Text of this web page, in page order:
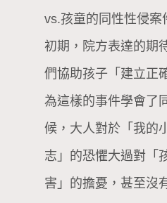
vs.孩童的同性性侵案
初期，院方表達的期
們協助孩子「建立正
為這樣的事件學會了
候，大人對於「我的
志」的恐懼大過對「
害」的擔憂，甚至沒